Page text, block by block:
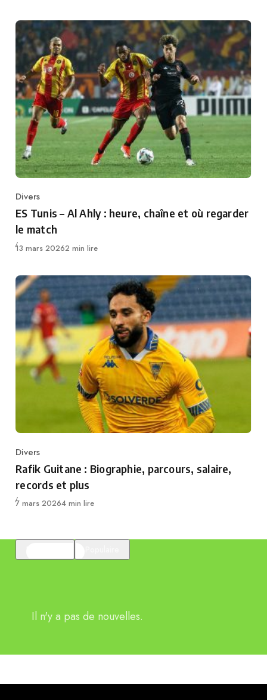
Category
Divers
ES Tunis – Al Ahly : heure, chaîne et où regarder
le match
Publié
13 mars 20262 min lire
Category
Divers
Rafik Guitane : Biographie, parcours, salaire,
records et plus
Publié
7 mars 20264 min lire
Il n'y a pas de nouvelles.